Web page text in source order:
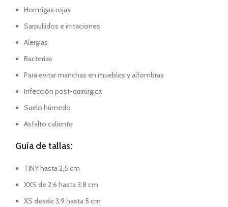
Hormigas rojas
Sarpullidos e irritaciones
Alergias
Bacterias
Para evitar manchas en muebles y alfombras
Infección post-quirúrgica
Suelo húmedo
Asfalto caliente
Guía de tallas:
TINY hasta 2,5 cm
XXS de 2,6 hasta 3,8 cm
XS desde 3,9 hasta 5 cm